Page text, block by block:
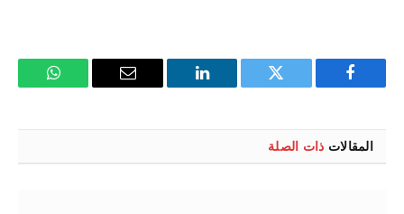
فيسبوك تويتر لينكدإن
البريد
واتساب
المقالات ذات الصلة